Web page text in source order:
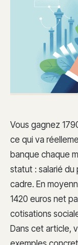
Vous gagnez
ce qui va
banque chaque
statut : salarié
cadre. En
1420 euros net
cotisations
Dans cet article,